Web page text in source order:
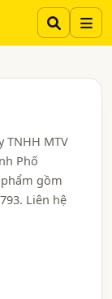
TNHH MTV
Phố
gồm
Liên hệ